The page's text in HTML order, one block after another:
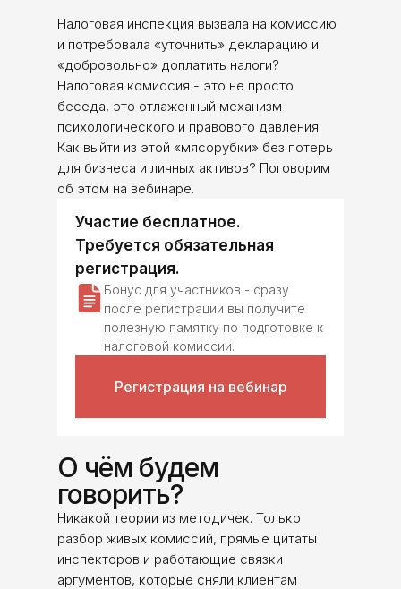
Налоговая инспекция вызвала на комиссию
и потребовала «уточнить» декларацию и
«добровольно» доплатить налоги?
Налоговая комиссия - это не просто
беседа, это отлаженный механизм
психологического и правового давления.
Как выйти из этой «мясорубки» без потерь
для бизнеса и личных активов? Поговорим
об этом на вебинаре.
Участие бесплатное.
Требуется обязательная
регистрация.
Бонус для участников - сразу
после регистрации вы получите
полезную памятку по подготовке к
налоговой комиссии.
Регистрация на вебинар
О чём будем
говорить?
Никакой теории из методичек. Только
разбор живых комиссий, прямые цитаты
инспекторов и работающие связки
аргументов, которые сняли клиентам